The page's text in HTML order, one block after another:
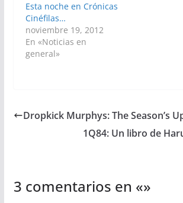
Esta noche en Crónicas
Cinéfilas…
noviembre 19, 2012
En «Noticias en
general»
Dropkick Murphys: The Season’s
1Q84: Un libro de
3 comentarios en «»